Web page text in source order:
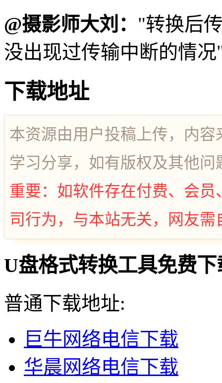
@摄影师大刘： "转换后
没出现过传输中断的情况
下载地址
本资源由用户投稿上传，内
学习分享，如有版权及其他
重要：如软件存在付费、会
司行为，与本站无关，网友需
U盘格式转换工具免费
普通下载地址:
巨牛网络电信下载
华晨网络电信下载